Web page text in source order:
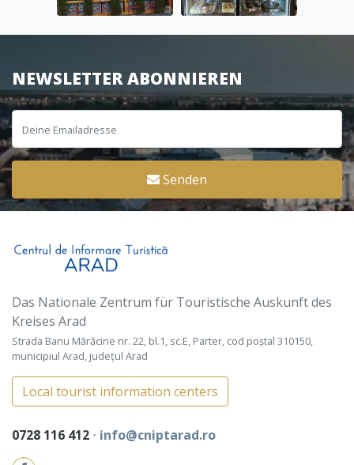
NEWSLETTER ABONNIEREN
Senden
Das Nationale Zentrum für Touristische Auskunft des
Kreises Arad
Strada Banu Mărăcine nr. 22, bl.1, sc.E, Parter, cod poștal 310150,
municipiul Arad, județul Arad
Local tourist information centers
0728 116 412 ⋅ info@cniptarad.ro